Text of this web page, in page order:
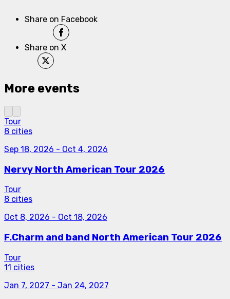
Share on Facebook
Share on X
More events
Tour
8 cities
Sep 18, 2026 - Oct 4, 2026
Nervy North American Tour 2026
Tour
8 cities
Oct 8, 2026 - Oct 18, 2026
F.Charm and band North American Tour 2026
Tour
11 cities
Jan 7, 2027 - Jan 24, 2027